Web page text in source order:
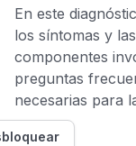
En este
los síntomas y
componentes
preguntas
necesarias para